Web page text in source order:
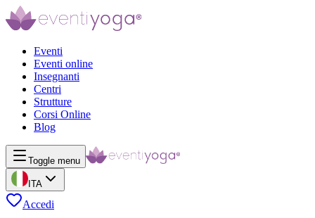
Eventi
Eventi online
Insegnanti
Centri
Strutture
Corsi Online
Blog
Toggle menu
ITA
Accedi